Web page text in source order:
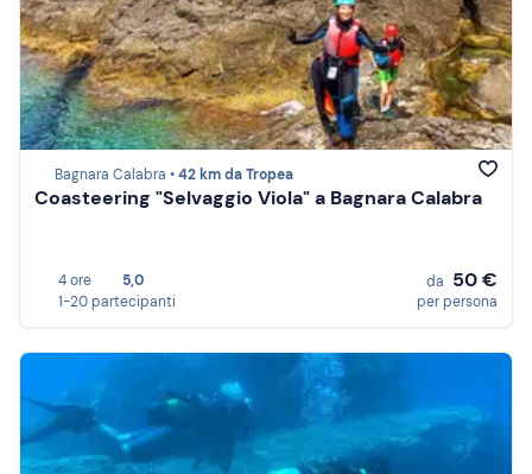
Bagnara Calabra •42 km da Tropea
Coasteering "Selvaggio Viola" a Bagnara Calabra
4 ore
5,0
1-20 partecipanti
da 50 €
per persona